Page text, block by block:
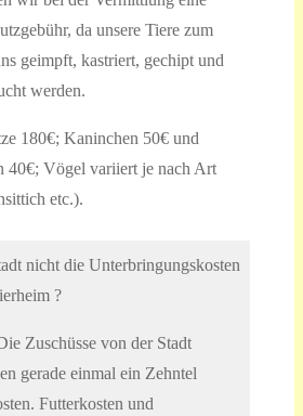
da unsere Tiere zum
geimpft, kastriert, gechipt und
werden.
180€; Kaninchen 50€ und
40€; Vögel variiert je nach Art
etc.).
nicht die Unterbringungskosten
?
Zuschüsse von der Stadt
gerade einmal ein Zehntel
Futterkosten und